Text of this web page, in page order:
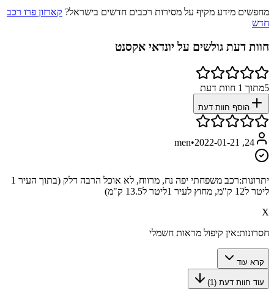
מחפשים מידע מקיף על מסירות רכבים חדשים בישראל? קארזון פרו רכב
חדש
חוות דעת גולשים על יונדאי אקסנט
5מתוך 1 חוות דעת
הוסף חוות דעת
24, men
•2022-01-21
יתרונות:
רכב משפחתי יפה נח, מרווח, לא אוכל הרבה דלק (בתוך העיר 1
ליטר ל12 ק"מ, מחוץ לעיר 1ליטר ל13.5 ק"מ)
X
חסרונות:אין קיפול מראות חשמלי
קרא עוד
עוד חוות דעת ( 1
)